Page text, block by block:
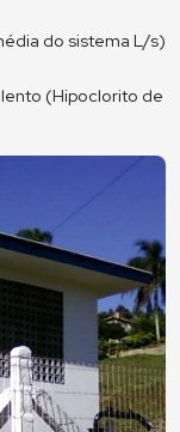
do sistema L/s)
(Hipoclorito de